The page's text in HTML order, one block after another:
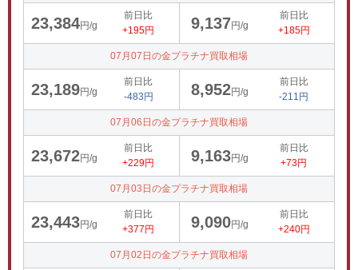
23,384円/g
前日比
+195円
9,137円/g
前日比
+185円
07月07日の金プラチナ買取相場
23,189円/g
前日比
-483円
8,952円/g
前日比
-211円
07月06日の金プラチナ買取相場
23,672円/g
前日比
+229円
9,163円/g
前日比
+73円
07月03日の金プラチナ買取相場
23,443円/g
前日比
+377円
9,090円/g
前日比
+240円
07月02日の金プラチナ買取相場